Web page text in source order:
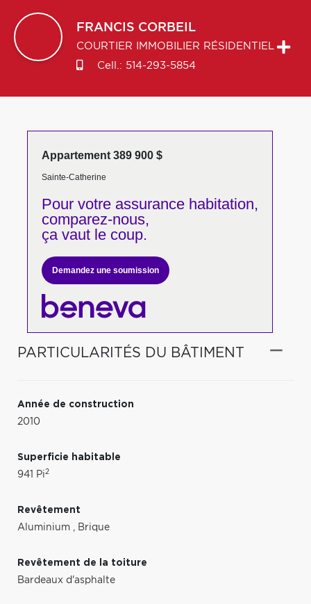
FRANCIS CORBEIL
COURTIER IMMOBILIER RÉSIDENTIEL
Cell.: 514-293-5854
Appartement 389 900 $
Sainte-Catherine
Pour votreassurance habitation,
comparez-nous,
ça vaut le coup.
Demandez une soumission
PARTICULARITÉS DU BÂTIMENT
Année de construction
2010
Superficie habitable
941 Pi2
Revêtement
Aluminium , Brique
Revêtement de la toiture
Bardeaux d'asphalte